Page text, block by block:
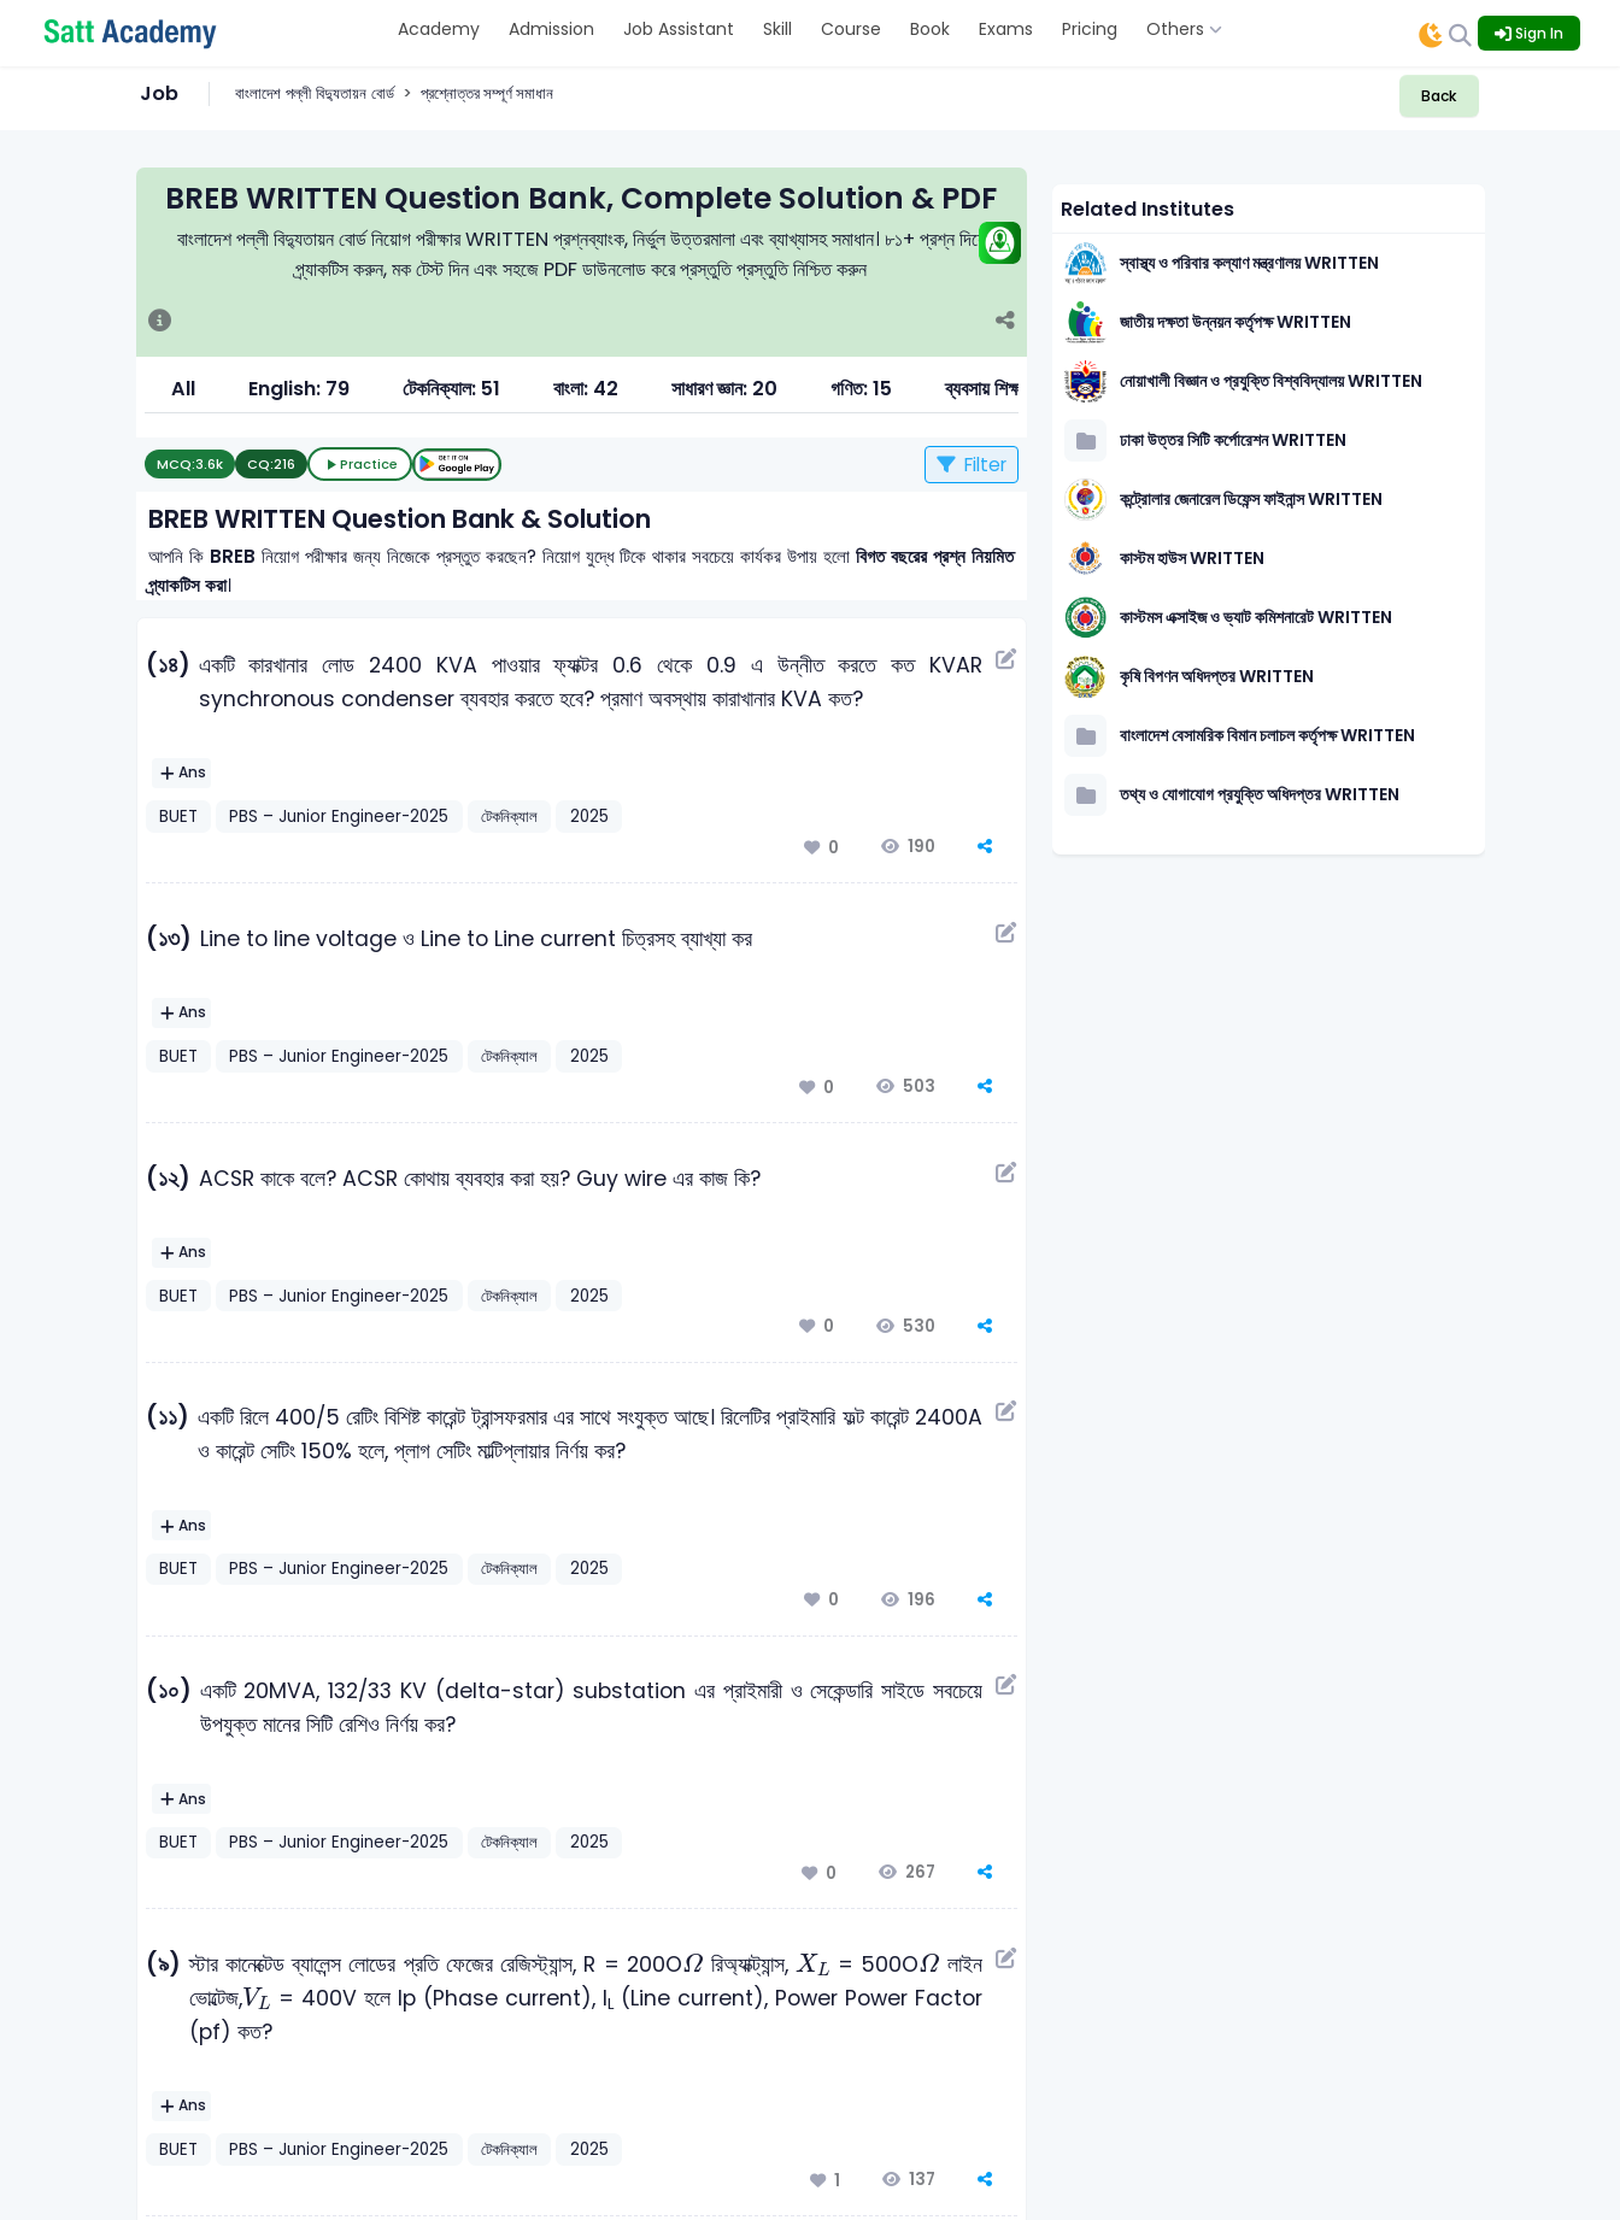
Academy Admission Job Assistant Skill Course Book Exams Pricing Others Sign In
Job বাংলাদেশ পল্লী বিদ্যুতায়ন বোর্ড প্রশ্নোত্তর সম্পূর্ণ সমাধান Back
BREB WRITTEN Question Bank, Complete Solution & PDF
বাংলাদেশ পল্লী বিদ্যুতায়ন বোর্ড নিয়োগ পরীক্ষার WRITTEN প্রশ্নব্যাংক, নির্ভুল উত্তরমালা এবং ব্যাখ্যাসহ সমাধান। ৮১+ প্রশ্ন দিয়ে
প্র্যাকটিস করুন, মক টেস্ট দিন এবং সহজে PDF ডাউনলোড করে প্রস্তুতি প্রস্তুতি নিশ্চিত করুন
All English: 79 টেকনিক্যাল: 51 বাংলা: 42 সাধারণ জ্ঞান: 20 গণিত: 15 ব্যবসায় শিক্ষা: 6 সাধারণ বিজ্ঞান: 3 কম্পিউটার ও তথ্য প্রযুক্তি (Computer & ICT):
MCQ:3.6k CQ:216 Practice Filter
BREB WRITTEN Question Bank & Solution
আপনি কি BREB নিয়োগ পরীক্ষার জন্য নিজেকে প্রস্তুত করছেন? নিয়োগ যুদ্ধে টিকে থাকার সবচেয়ে কার্যকর উপায় হলোবিগত বছরের প্রশ্ন নিয়মিত
প্র্যাকটিস করা।
(১৪) একটি কারখানার লোড 2400 KVA পাওয়ার ফ্যাক্টর 0.6 থেকে 0.9 এ উন্নীত করতে কত KVAR
synchronous condenser ব্যবহার করতে হবে? প্রমাণ অবস্থায় কারাখানার KVA কত?
Ans
BUET PBS – Junior Engineer-2025 টেকনিক্যাল
2025
0
190
(১৩) Line to line voltage ও Line to Line current চিত্রসহ ব্যাখ্যা কর
Ans
BUET PBS – Junior Engineer-2025 টেকনিক্যাল
2025
0
503
(১২) ACSR কাকে বলে? ACSR কোথায় ব্যবহার করা হয়? Guy wire এর কাজ কি?
Ans
BUET PBS – Junior Engineer-2025 টেকনিক্যাল
2025
0
530
(১১) একটি রিলে 400/5 রেটিং বিশিষ্ট কারেন্ট ট্রান্সফরমার এর সাথে সংযুক্ত আছে। রিলেটির প্রাইমারি ফল্ট কারেন্ট 2400A
ও কারেন্ট সেটিং 150% হলে, প্লাগ সেটিং মাল্টিপ্লায়ার নির্ণয় কর?
Ans
BUET PBS – Junior Engineer-2025 টেকনিক্যাল
2025
0
196
(১০) একটি 20MVA, 132/33 KV (delta-star) substation এর প্রাইমারী ও সেকেন্ডারি সাইডে সবচেয়ে
উপযুক্ত মানের সিটি রেশিও নির্ণয় কর?
Ans
BUET PBS – Junior Engineer-2025 টেকনিক্যাল
2025
0
267
(৯) স্টার কানেক্টেড ব্যালেন্স লোডের প্রতি ফেজের রেজিস্ট্যান্স, R = 200OΩ
Ω রিঅ্যাক্ট্যান্স, XL
XL = 500OΩ
Ω লাইন
ভোল্টেজ,VL
VL = 400V হলে Ip (Phase current), IL (Line current), Power Power Factor
(pf) কত?
Ans
BUET PBS – Junior Engineer-2025 টেকনিক্যাল
2025
1
137
Related Institutes
স্বাস্থ্য ও পরিবার কল্যাণ মন্ত্রণালয় WRITTEN
জাতীয় দক্ষতা উন্নয়ন কর্তৃপক্ষ WRITTEN
নোয়াখালী বিজ্ঞান ও প্রযুক্তি বিশ্ববিদ্যালয় WRITTEN
ঢাকা উত্তর সিটি কর্পোরেশন WRITTEN
কন্ট্রোলার জেনারেল ডিফেন্স ফাইনান্স WRITTEN
কাস্টম হাউস WRITTEN
কাস্টমস এক্সাইজ ও ভ্যাট কমিশনারেট WRITTEN
কৃষি বিপণন অধিদপ্তর WRITTEN
বাংলাদেশ বেসামরিক বিমান চলাচল কর্তৃপক্ষ WRITTEN
তথ্য ও যোগাযোগ প্রযুক্তি অধিদপ্তর WRITTEN